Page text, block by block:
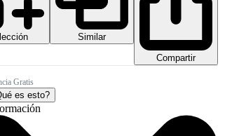
Similar
Compartir
Gratis
es esto?